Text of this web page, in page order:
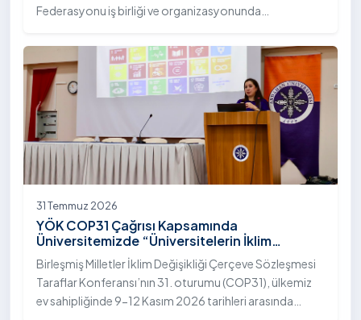
Federasyonu iş birliği ve organizasyonunda
Sezonu Tekerlekli Kayak Türkiye Şampiyonası, 30-31
Temmuz 2026 tarihlerinde Ardahan Üniversitesi Yenisey
Yerleşkesi ev sahipliğinde tamamlandı.
31 Temmuz 2026
YÖK COP31 Çağrısı Kapsamında
Üniversitemizde “Üniversitelerin İklim
Diplomasisindeki Rolü” Konulu Bilgilendirme
Toplantısı Yapıldı
Birleşmiş Milletler İklim Değişikliği Çerçeve Sözleşmesi
Taraflar Konferansı’nın 31. oturumu (COP31), ülkemiz
ev sahipliğinde 9-12 Kasım 2026 tarihleri arasında